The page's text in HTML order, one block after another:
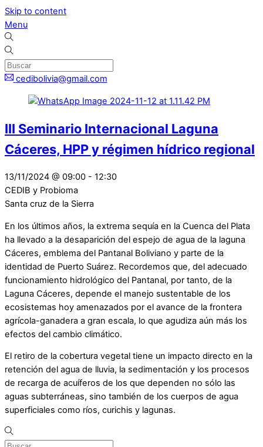
Skip to content
Menu
cedibolivia@gmail.com
III Seminario Internacional Laguna
Cáceres, HPP y régimen hídrico regional
13/11/2024 @ 09:00 - 12:30
CEDIB y Probioma
Santa cruz de la Sierra
En los últimos años, la extrema sequía en la Cuenca del Plata
ha llevado a la desaparición del espejo de agua de la laguna
Cáceres, emblema del Pantanal Boliviano y parte de la
identidad de Puerto Suárez. Recordemos que, del adecuado
funcionamiento hidrológico del Pantanal, por tanto, de la
Laguna Cáceres, depende el manejo sustentable de los
ecosistemas hoy amenazados por el avance de la frontera
agrícola-ganadera a gran escala, lo que agudiza aún más los
efectos del cambio climático.
El retiro de la cobertura vegetal tiene un impacto directo en la
retención del agua de lluvia, la sedimentación y los procesos
de recarga de acuíferos de los que dependen no sólo las
aguas subterráneas, sino también de los cuerpos de agua
superficiales como ríos, curichis y lagunas.